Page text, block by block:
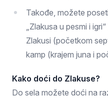
Takođe, možete
„Zlakusa u pesmi i
Zlakusi (početkom
kamp (krajem juna i
Kako doći do Zlakuse?
Do sela možete doći na